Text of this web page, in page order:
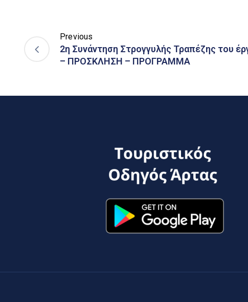
Previous
2η Συνάντηση Στρογγυλής Τραπέζης του
– ΠΡΟΣΚΛΗΣΗ – ΠΡΟΓΡΑΜΜΑ